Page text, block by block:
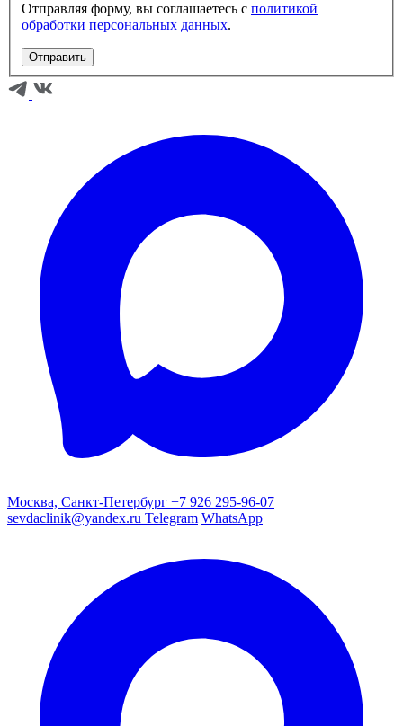
Отправляя форму, вы соглашаетесь с политикой
обработки персональных данных.
Отправить
Москва, Санкт-Петербург +7 926 295-96-07
sevdaclinik@yandex.ru Telegram WhatsApp